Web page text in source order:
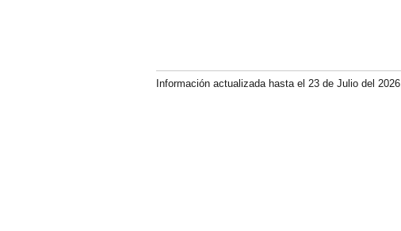
Información actualizada hasta el 23 de Julio del 2026.